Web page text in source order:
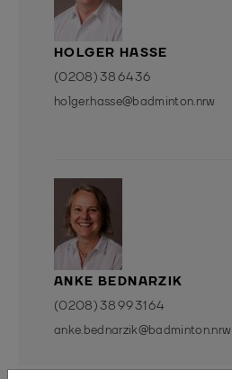
HOLGER HASSE
(0208) 38 64 36
holger.hasse@badminton.nrw
ANKE BEDNARZIK
(0208) 38 99 31 64
anke.bednarzik@badminton.nrw